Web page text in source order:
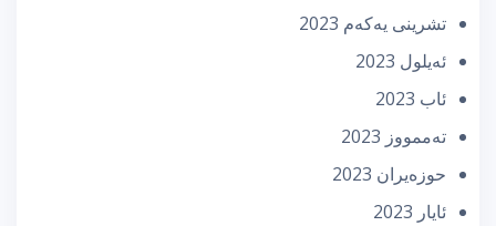
تشرینی یه‌كه‌م 2023
ئه‌یلول 2023
ئاب 2023
تەممووز 2023
حوزه‌یران 2023
ئایار 2023